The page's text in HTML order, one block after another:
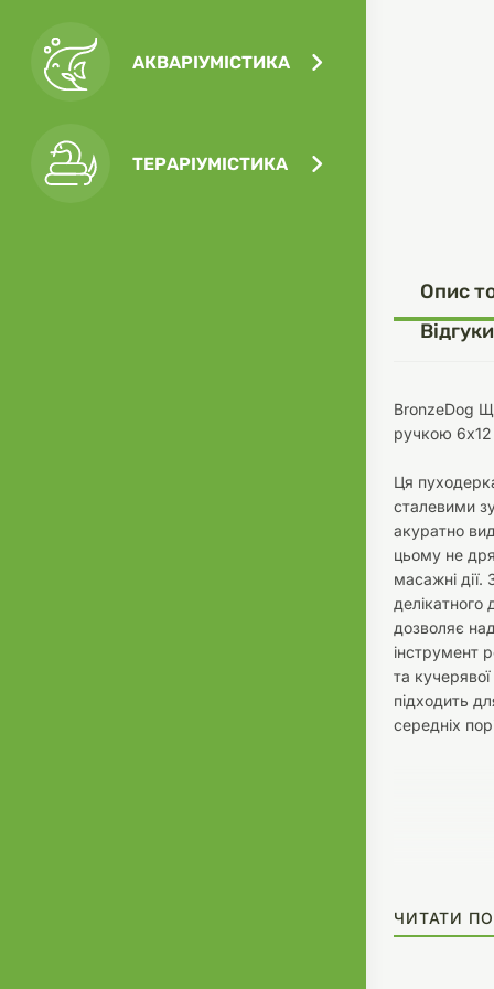
Одяг
АКВАРІУМІСТИКА
Корм
ТЕРАРІУМІСТИКА
Опис
BronzeDog
ручкою
Ця
сталевими
акуратно
цьому не
масажні дії.
дозволяє
інструмент
та
підходить
середніх
ЧИТАТИ